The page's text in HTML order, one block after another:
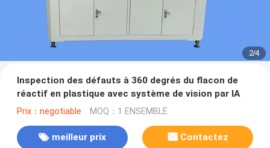
2/4
Inspection des défauts à 360 degrés du flacon de
réactif en plastique avec système de vision par IA
Prix：negotiable MOQ：1 ENSEMBLE
meilleur prix Contactez